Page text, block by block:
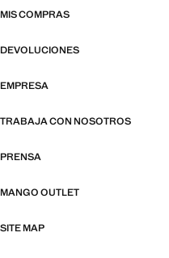
MIS COMPRAS
DEVOLUCIONES
EMPRESA
TRABAJA CON NOSOTROS
PRENSA
MANGO OUTLET
SITE MAP